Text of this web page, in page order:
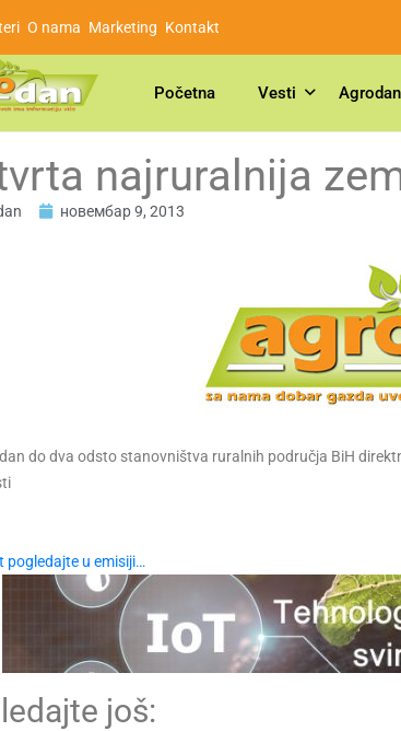
O nama Marketing Kontakt
Početna Vesti
najruralnija
новембар 9, 2013
do dva odsto stanovništva ruralnih područja BiH
pogledajte u emisiji…
još: